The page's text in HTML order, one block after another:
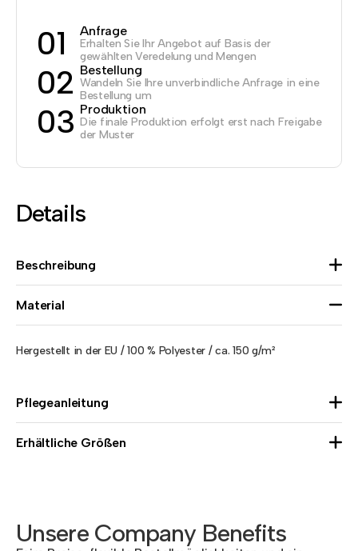
01 Anfrage
Erhalten Sie Ihr Angebot auf Basis der
gewählten Veredelung und Mengen
02 Bestellung
Wandeln Sie Ihre unverbindliche Anfrage in eine
Bestellung um
03 Produktion
Die finale Produktion erfolgt erst nach Freigabe
der Muster
Details
Beschreibung
Material
Hergestellt in der EU / 100 % Polyester / ca. 150 g/m²
Pflegeanleitung
Erhältliche Größen
Unsere Company Benefits